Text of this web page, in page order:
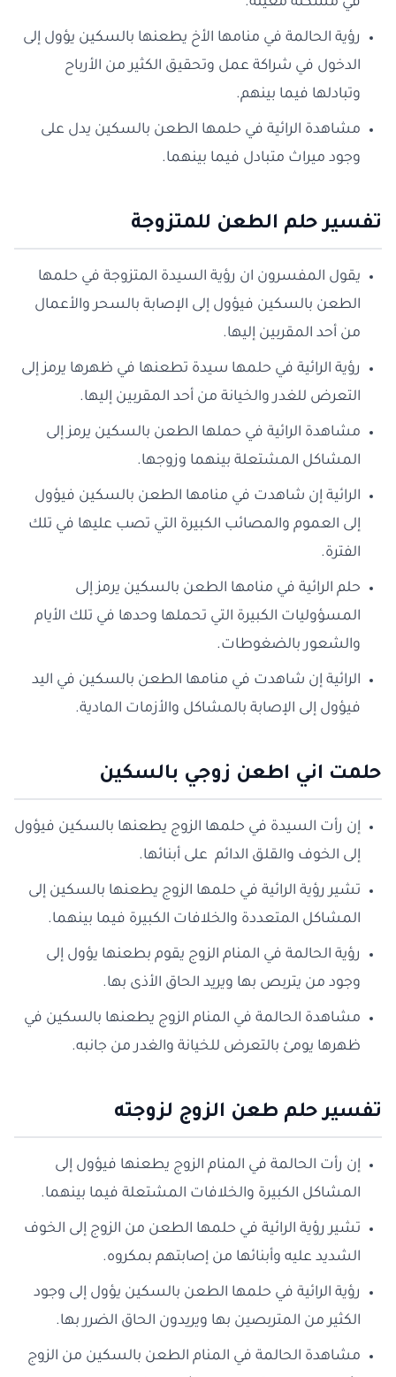
في مشكلة معينة.
رؤية الحالمة في منامها الأخ يطعنها بالسكين يؤول إلى
الدخول في شراكة عمل وتحقيق الكثير من الأرباح
وتبادلها فيما بينهم.
مشاهدة الرائية في حلمها الطعن بالسكين يدل على
وجود ميراث متبادل فيما بينهما.
تفسير حلم الطعن للمتزوجة
يقول المفسرون ان رؤية السيدة المتزوجة في حلمها
الطعن بالسكين فيؤول إلى الإصابة بالسحر والأعمال
من أحد المقربين إليها.
رؤية الرائية في حلمها سيدة تطعنها في ظهرها يرمز إلى
التعرض للغدر والخيانة من أحد المقربين إليها.
مشاهدة الرائية في حملها الطعن بالسكين يرمز إلى
المشاكل المشتعلة بينهما وزوجها.
الرائية إن شاهدت في منامها الطعن بالسكين فيؤول
إلى العموم والمصائب الكبيرة التي تصب عليها في تلك
الفترة.
حلم الرائية في منامها الطعن بالسكين يرمز إلى
المسؤوليات الكبيرة التي تحملها وحدها في تلك الأيام
والشعور بالضغوطات.
الرائية إن شاهدت في منامها الطعن بالسكين في اليد
فيؤول إلى الإصابة بالمشاكل والأزمات المادية.
حلمت اني اطعن زوجي بالسكين
إن رأت السيدة في حلمها الزوج يطعنها بالسكين فيؤول
إلى الخوف والقلق الدائم على أبنائها.
تشير رؤية الرائية في حلمها الزوج يطعنها بالسكين إلى
المشاكل المتعددة والخلافات الكبيرة فيما بينهما.
رؤية الحالمة في المنام الزوج يقوم بطعنها يؤول إلى
وجود من يتربص بها ويريد الحاق الأذى بها.
مشاهدة الحالمة في المنام الزوج يطعنها بالسكين في
ظهرها يومئ بالتعرض للخيانة والغدر من جانبه.
تفسير حلم طعن الزوج لزوجته
إن رأت الحالمة في المنام الزوج يطعنها فيؤول إلى
المشاكل الكبيرة والخلافات المشتعلة فيما بينهما.
تشير رؤية الرائية في حلمها الطعن من الزوج إلى الخوف
الشديد عليه وأبنائها من إصابتهم بمكروه.
رؤية الرائية في حلمها الطعن بالسكين يؤول إلى وجود
الكثير من المتربصين بها ويريدون الحاق الضرر بها.
مشاهدة الحالمة في المنام الطعن بالسكين من الزوج